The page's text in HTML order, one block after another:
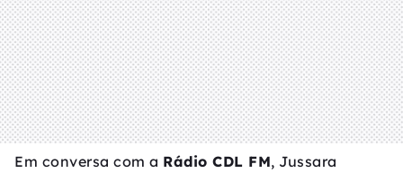
Em conversa com a Rádio CDL FM, Jussara